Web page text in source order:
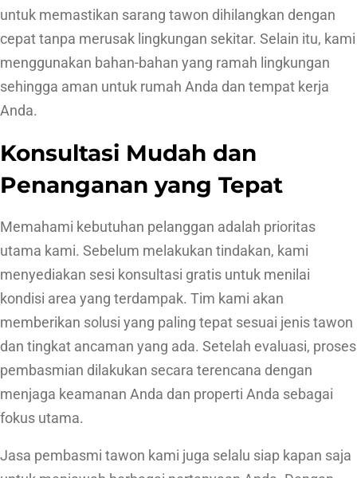
untuk memastikan sarang tawon dihilangkan dengan
cepat tanpa merusak lingkungan sekitar. Selain itu, kami
menggunakan bahan-bahan yang ramah lingkungan
sehingga aman untuk rumah Anda dan tempat kerja
Anda.
Konsultasi Mudah dan
Penanganan yang Tepat
Memahami kebutuhan pelanggan adalah prioritas
utama kami. Sebelum melakukan tindakan, kami
menyediakan sesi konsultasi gratis untuk menilai
kondisi area yang terdampak. Tim kami akan
memberikan solusi yang paling tepat sesuai jenis tawon
dan tingkat ancaman yang ada. Setelah evaluasi, proses
pembasmian dilakukan secara terencana dengan
menjaga keamanan Anda dan properti Anda sebagai
fokus utama.
Jasa pembasmi tawon kami juga selalu siap kapan saja